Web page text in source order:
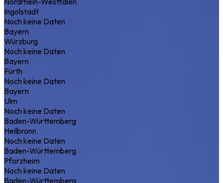
Ingolstadt
Noch keine Daten
Bayern
Würzburg
Noch keine Daten
Bayern
Fürth
Noch keine Daten
Bayern
Ulm
Noch keine Daten
Baden-Württemberg
Heilbronn
Noch keine Daten
Baden-Württemberg
Pforzheim
Noch keine Daten
Baden-Württemberg